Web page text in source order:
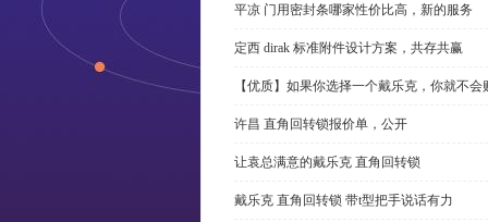
平凉 门用密封条哪家性价比高，新的服务
定西 dirak 标准附件设计方案，共存共赢
【优质】如果你选择一个戴乐克，你就不
许昌 直角回转锁报价单，公开
让袁总满意的戴乐克 直角回转锁
戴乐克 直角回转锁 带t型把手说话有力